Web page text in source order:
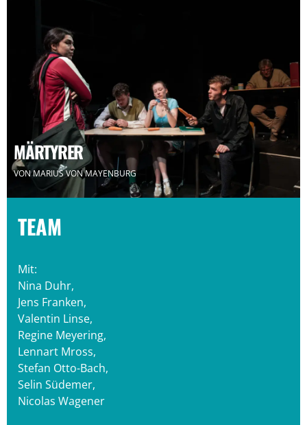
MÄRTYRER
VON MARIUS VON MAYENBURG
TEAM
Mit:
Nina Duhr,
Jens Franken,
Valentin Linse,
Regine Meyering,
Lennart Mross,
Stefan Otto-Bach,
Selin Südemer,
Nicolas Wagener